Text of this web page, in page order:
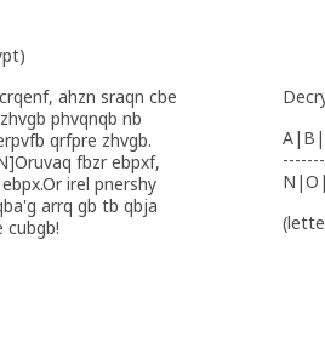
)
ahzn sraqn cbe
phvqnqb nb
qrfpre zhvgb.
fbzr ebpxf,
irel pnershy
arrq gb tb qbja
cubgb!